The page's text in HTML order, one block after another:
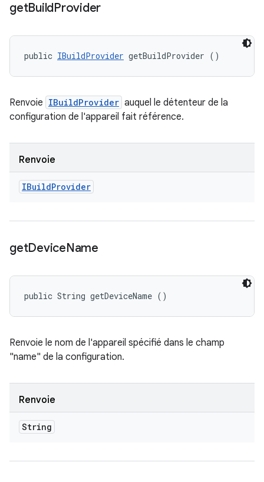
getBuildProvider
public IBuildProvider getBuildProvider ()
Renvoie IBuildProvider auquel le détenteur de la
configuration de l'appareil fait référence.
Renvoie
IBuildProvider
getDeviceName
public String getDeviceName ()
Renvoie le nom de l'appareil spécifié dans le champ
"name" de la configuration.
Renvoie
String